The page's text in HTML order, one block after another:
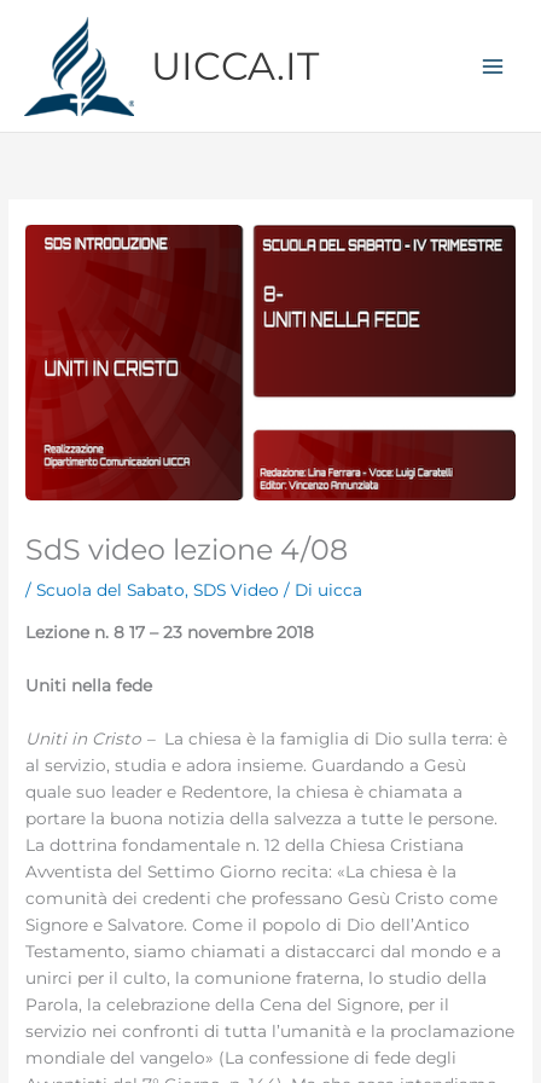
contenuto
UICCA.IT
SdS video lezione 4/08
/Scuola del Sabato,SDS Video / Di uicca
Lezione n. 8 17 – 23 novembre 2018
Uniti nella fede
Uniti in Cristo – La chiesa è la famiglia di Dio sulla terra: è
al servizio, studia e adora insieme. Guardando a Gesù
quale suo leader e Redentore, la chiesa è chiamata a
portare la buona notizia della salvezza a tutte le persone.
La dottrina fondamentale n. 12 della Chiesa Cristiana
Avventista del Settimo Giorno recita: «La chiesa è la
comunità dei credenti che professano Gesù Cristo come
Signore e Salvatore. Come il popolo di Dio dell’Antico
Testamento, siamo chiamati a distaccarci dal mondo e a
unirci per il culto, la comunione fraterna, lo studio della
Parola, la celebrazione della Cena del Signore, per il
servizio nei confronti di tutta l’umanità e la proclamazione
mondiale del vangelo» (La confessione di fede degli